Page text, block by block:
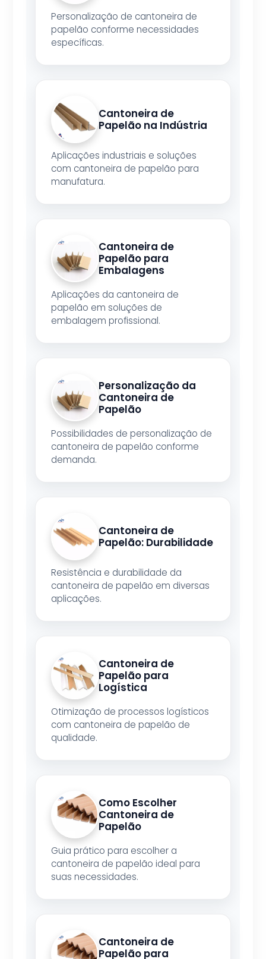
Personalização de cantoneira de
papelão conforme necessidades
específicas.
Cantoneira de
Papelão na Indústria
Aplicações industriais e soluções
com cantoneira de papelão para
manufatura.
Cantoneira de
Papelão para
Embalagens
Aplicações da cantoneira de
papelão em soluções de
embalagem profissional.
Personalização da
Cantoneira de
Papelão
Possibilidades de personalização de
cantoneira de papelão conforme
demanda.
Cantoneira de
Papelão: Durabilidade
Resistência e durabilidade da
cantoneira de papelão em diversas
aplicações.
Cantoneira de
Papelão para
Logística
Otimização de processos logísticos
com cantoneira de papelão de
qualidade.
Como Escolher
Cantoneira de
Papelão
Guia prático para escolher a
cantoneira de papelão ideal para
suas necessidades.
Cantoneira de
Papelão para